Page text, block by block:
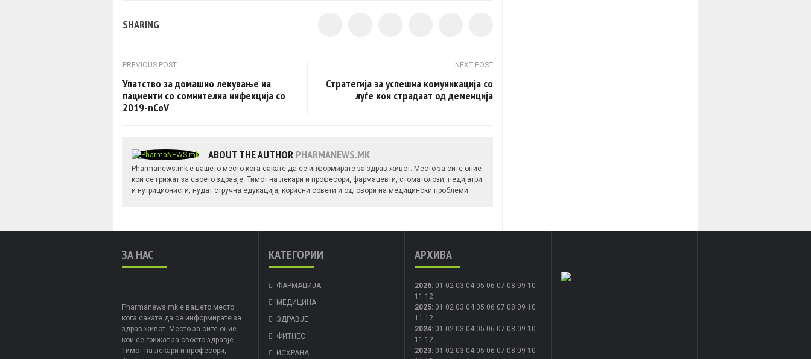
SHARING
Post navigation
PREVIOUS POST
Упатство за домашно лекување на
пациенти со сомнителна инфекција со
2019-nCoV
NEXT POST
Стратегија за успешна комуникација со
луѓе кои страдаат од деменција
ABOUT THE AUTHOR PHARMANEWS.MK
Pharmanews.mk е вашето место кога сакате да се информирате за здрав живот. Место за сите оние
кои се грижат за своето здравје. Тимот на лекари и професори, фармацевти, стоматолози, педијатри
и нутриционисти, нудат стручна едукација, корисни совети и одговори на медицински проблеми.
ЗА НАС
Pharmanews.mk е вашето место
кога сакате да се информирате за
здрав живот. Место за сите оние
кои се грижат за своето здравје.
Тимот на лекари и професори,
КАТЕГОРИИ
ФАРМАЦИЈА
МЕДИЦИНА
ЗДРАВЈЕ
ФИТНЕС
ИСХРАНА
АРХИВА
2026: 01 02 03 04 05 06 07 08 09 10
11 12
2025: 01 02 03 04 05 06 07 08 09 10
11 12
2024: 01 02 03 04 05 06 07 08 09 10
11 12
2023: 01 02 03 04 05 06 07 08 09 10